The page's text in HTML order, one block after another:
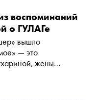
воспоминаний
о ГУЛАГе
вышло
— это
жены
в 1937 году,